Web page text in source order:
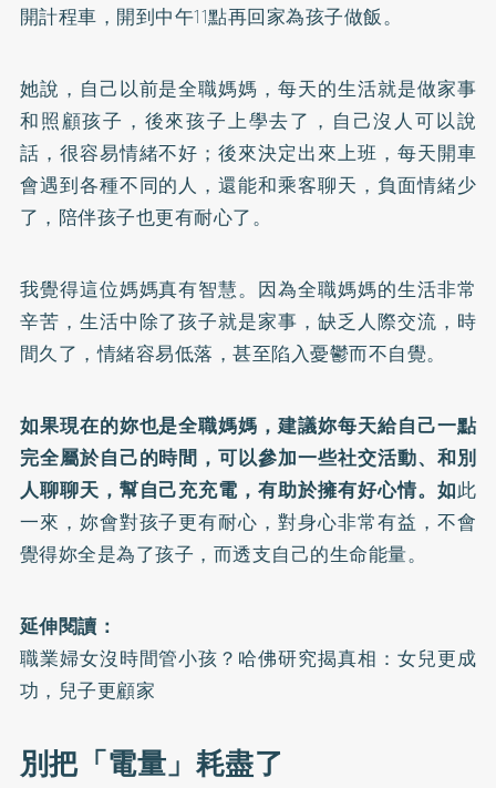
開計程車，開到中午11點再回家為孩子做飯。
她說，自己以前是全職媽媽，每天的生活就是做家事
和照顧孩子，後來孩子上學去了，自己沒人可以說
話，很容易情緒不好；後來決定出來上班，每天開車
會遇到各種不同的人，還能和乘客聊天，負面情緒少
了，陪伴孩子也更有耐心了。
我覺得這位媽媽真有智慧。因為全職媽媽的生活非常
辛苦，生活中除了孩子就是家事，缺乏人際交流，時
間久了，情緒容易低落，甚至陷入憂鬱而不自覺。
如果現在的妳也是全職媽媽，建議妳每天給自己一點
完全屬於自己的時間，可以參加一些社交活動、和別
人聊聊天，幫自己充充電，有助於擁有好心情。如此
一來，妳會對孩子更有耐心，對身心非常有益，不會
覺得妳全是為了孩子，而透支自己的生命能量。
延伸閱讀：
職業婦女沒時間管小孩？哈佛研究揭真相：女兒更成
功，兒子更顧家
別把「電量」耗盡了